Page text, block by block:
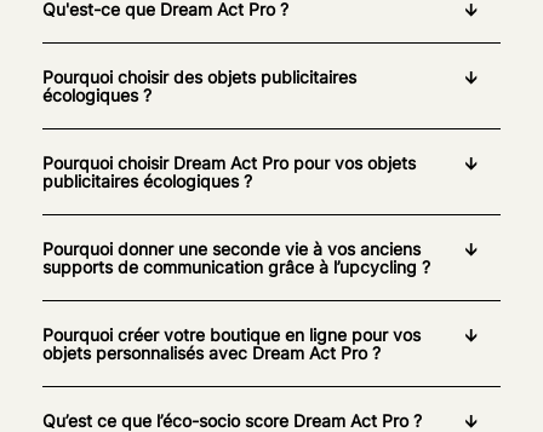
Qu'est-ce que Dream Act Pro ?
Pourquoi choisir des objets publicitaires
écologiques ?
Pourquoi choisir Dream Act Pro pour vos objets
publicitaires écologiques ?
Pourquoi donner une seconde vie à vos anciens
supports de communication grâce à l’upcycling ?
Pourquoi créer votre boutique en ligne pour vos
objets personnalisés avec Dream Act Pro ?
Qu’est ce que l’éco-socio score Dream Act Pro ?